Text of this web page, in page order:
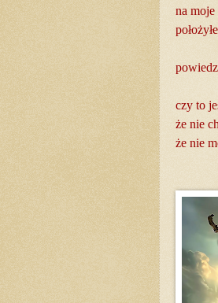
na
czy to
że nie
że nie